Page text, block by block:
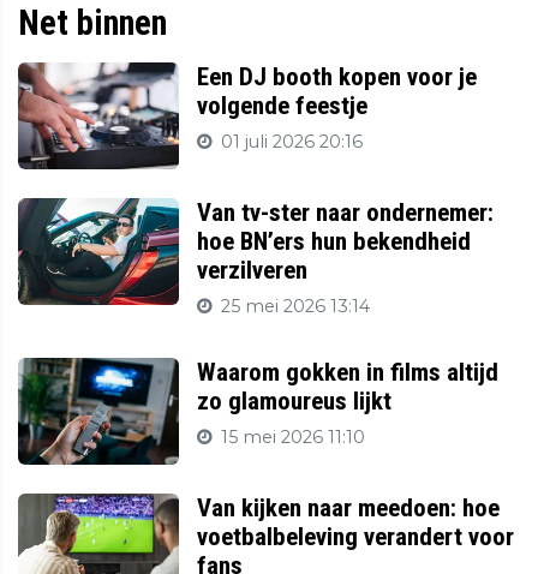
Net binnen
Een DJ booth kopen voor je
volgende feestje
01 juli 2026 20:16
Van tv-ster naar ondernemer:
hoe BN’ers hun bekendheid
verzilveren
25 mei 2026 13:14
Waarom gokken in films altijd
zo glamoureus lijkt
15 mei 2026 11:10
Van kijken naar meedoen: hoe
voetbalbeleving verandert voor
fans